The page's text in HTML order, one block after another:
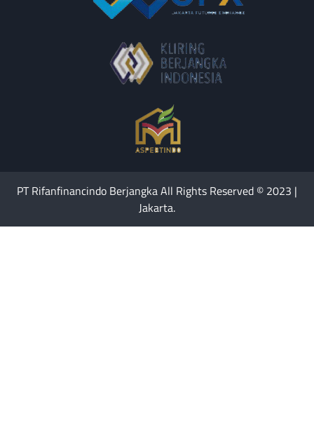
PT Rifanfinancindo Berjangka All Rights Reserved © 2023 |
Jakarta.